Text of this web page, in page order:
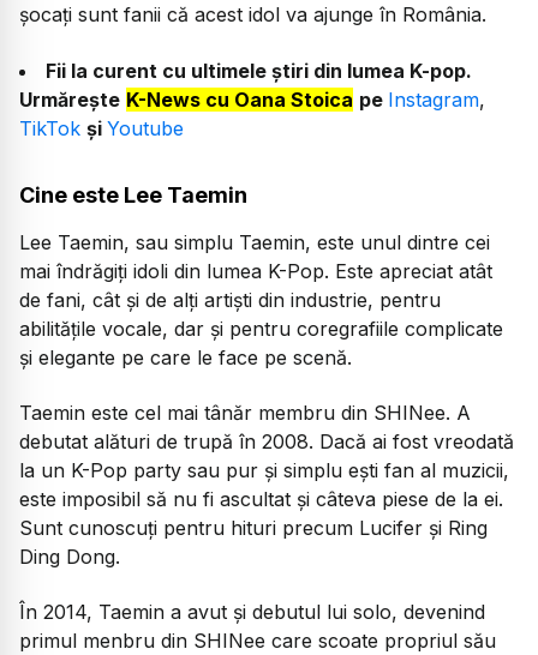
șocați sunt fanii că acest idol va ajunge în România.
Fii la curent cu ultimele știri din lumea K-pop.
Urmărește K-News cu Oana Stoica pe Instagram,
TikTok și Youtube
Cine este Lee Taemin
Lee Taemin, sau simplu Taemin, este unul dintre cei
mai îndrăgiți idoli din lumea K-Pop. Este apreciat atât
de fani, cât și de alți artiști din industrie, pentru
abilitățile vocale, dar și pentru coregrafiile complicate
și elegante pe care le face pe scenă.
Taemin este cel mai tânăr membru din SHINee. A
debutat alături de trupă în 2008. Dacă ai fost vreodată
la un K-Pop party sau pur și simplu ești fan al muzicii,
este imposibil să nu fi ascultat și câteva piese de la ei.
Sunt cunoscuți pentru hituri precum Lucifer și Ring
Ding Dong.
În 2014, Taemin a avut și debutul lui solo, devenind
primul menbru din SHINee care scoate propriul său